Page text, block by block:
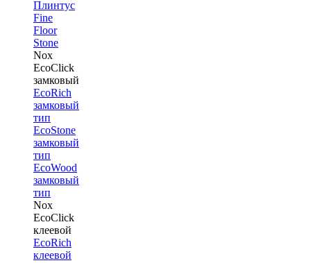
Плинтус
Fine
Floor
Stone
Nox
EcoClick
замковый
EcoRich
замковый
тип
EcoStone
замковый
тип
EcoWood
замковый
тип
Nox
EcoClick
клеевой
EcoRich
клеевой